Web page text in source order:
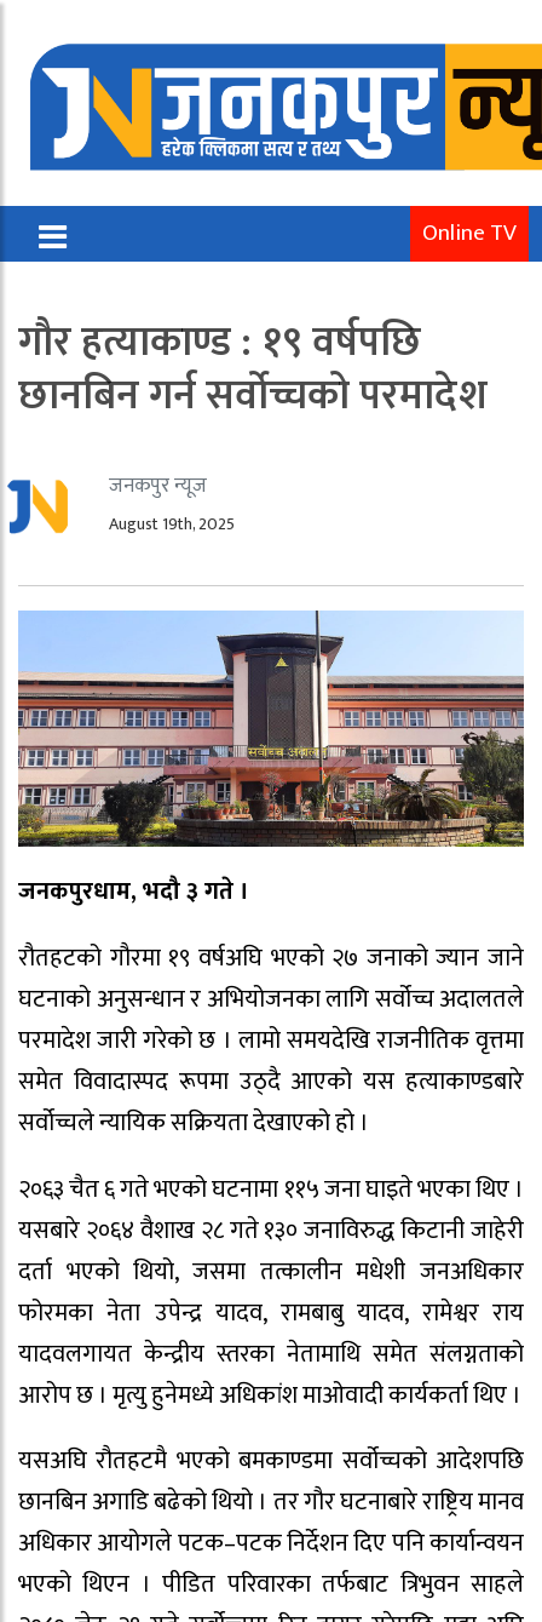
Online TV
गौर हत्याकाण्ड : १९ वर्षपछि
छानबिन गर्न सर्वोच्चको परमादेश
जनकपुर न्यूज
August 19th, 2025
जनकपुरधाम, भदौ ३ गते ।
रौतहटको गौरमा १९ वर्षअघि भएको २७ जनाको ज्यान जाने
घटनाको अनुसन्धान र अभियोजनका लागि सर्वोच्च अदालतले
परमादेश जारी गरेको छ । लामो समयदेखि राजनीतिक वृत्तमा
समेत विवादास्पद रूपमा उठ्दै आएको यस हत्याकाण्डबारे
सर्वोच्चले न्यायिक सक्रियता देखाएको हो ।
२०६३ चैत ६ गते भएको घटनामा ११५ जना घाइते भएका थिए ।
यसबारे २०६४ वैशाख २८ गते १३० जनाविरुद्ध किटानी जाहेरी
दर्ता भएको थियो, जसमा तत्कालीन मधेशी जनअधिकार
फोरमका नेता उपेन्द्र यादव, रामबाबु यादव, रामेश्वर राय
यादवलगायत केन्द्रीय स्तरका नेतामाथि समेत संलग्नताको
आरोप छ । मृत्यु हुनेमध्ये अधिकांश माओवादी कार्यकर्ता थिए ।
यसअघि रौतहटमै भएको बमकाण्डमा सर्वोच्चको आदेशपछि
छानबिन अगाडि बढेको थियो । तर गौर घटनाबारे राष्ट्रिय मानव
अधिकार आयोगले पटक–पटक निर्देशन दिए पनि कार्यान्वयन
भएको थिएन । पीडित परिवारका तर्फबाट त्रिभुवन साहले